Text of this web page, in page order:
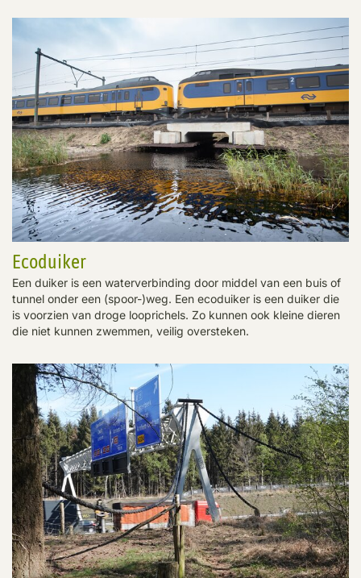
Ecoduiker
Een duiker is een waterverbinding door middel van een buis of
tunnel onder een (spoor-)weg. Een ecoduiker is een duiker die
is voorzien van droge looprichels. Zo kunnen ook kleine dieren
die niet kunnen zwemmen, veilig oversteken.